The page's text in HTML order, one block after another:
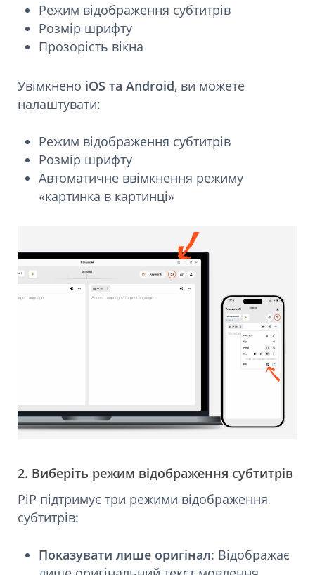
Режим відображення субтитрів
Розмір шрифту
Прозорість вікна
Увімкнено iOS та Android, ви можете
налаштувати:
Режим відображення субтитрів
Розмір шрифту
Автоматичне ввімкнення режиму
«картинка в картинці»
2. Виберіть режим відображення субтитрів
PiP підтримує три режими відображення
субтитрів:
Показувати лише оригінал: Відображає